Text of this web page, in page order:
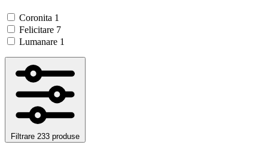
Coronita 1
Felicitare 7
Lumanare 1
Filtrare 233 produse